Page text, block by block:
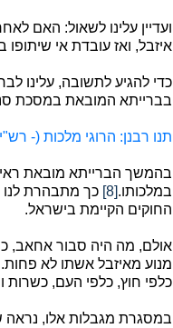
ועדיין עלינו לשאול: האם
איזבל, ואז עובדת אי
כדי להגיע לתשובה, עלינו
בברייתא המובאת במסכת
תנו רבנן: הרוגי מלכות (-
בהמשך הברייתא מובאת
במלכותו.[8] כך מתבהרת לנו
החוקים הקיימת בישראל.
אולם, מה היה סבור אחאב,
מנוע מאיזבל אשתו לא
כלפי חוץ, כלפי העם, כשרות
במסגרת מגבלות אלו, נראה